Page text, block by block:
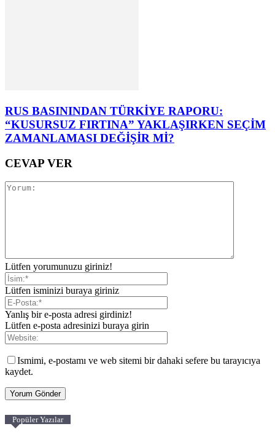
RUS BASININDAN TÜRKİYE RAPORU:
“KUSURSUZ FIRTINA” YAKLAŞIRKEN SEÇİM
ZAMANLAMASI DEĞİŞİR Mİ?
CEVAP VER
Lütfen yorumunuzu giriniz!
Lütfen isminizi buraya giriniz
Yanlış bir e-posta adresi girdiniz!
Lütfen e-posta adresinizi buraya girin
Ismimi, e-postamı ve web sitemi bir dahaki sefere bu tarayıcıya
kaydet.
Popüler Yazılar